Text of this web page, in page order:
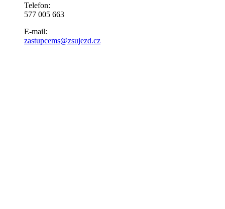
Telefon:
577 005 663
E-mail:
zastupcems@zsujezd.cz